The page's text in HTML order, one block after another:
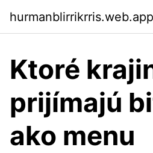
hurmanblirrikrris.web.app
Ktoré
prijímajú
ako menu